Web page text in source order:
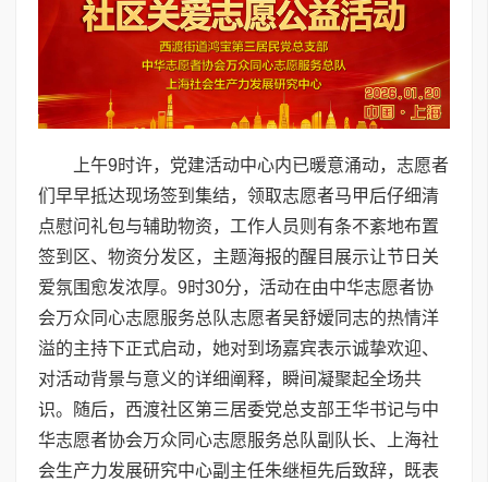
上午9时许，党建活动中心内已暖意涌动，志愿者
们早早抵达现场签到集结，领取志愿者马甲后仔细清
点慰问礼包与辅助物资，工作人员则有条不紊地布置
签到区、物资分发区，主题海报的醒目展示让节日关
爱氛围愈发浓厚。9时30分，活动在由中华志愿者协
会万众同心志愿服务总队志愿者吴舒嫒同志的热情洋
溢的主持下正式启动，她对到场嘉宾表示诚挚欢迎、
对活动背景与意义的详细阐释，瞬间凝聚起全场共
识。随后，西渡社区第三居委党总支部王华书记与中
华志愿者协会万众同心志愿服务总队副队长、上海社
会生产力发展研究中心副主任朱继桓先后致辞，既表